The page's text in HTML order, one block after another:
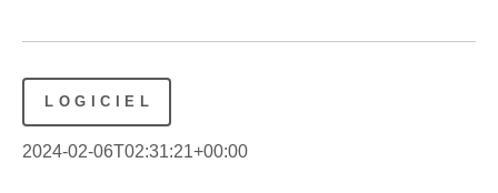
LOGICIEL
2024-02-06T02:31:21+00:00